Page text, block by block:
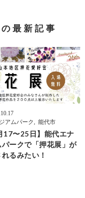
最新記事
アムパーク
能代市
17〜25日】能代エナ
パークで「押花展」が
るみたい！